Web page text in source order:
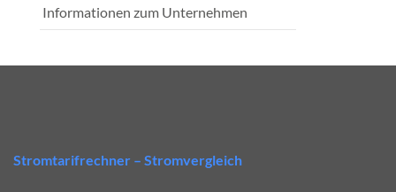
Informationen zum Unternehmen
Stromtarifrechner – Stromvergleich